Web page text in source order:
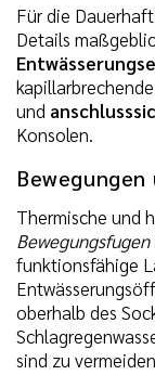
Für die
Details
kapillarbrechende
und
Konsolen.
Bewegungen
Thermische und
Bewegungsfugen
funktionsfähige
oberhalb des
sind zu